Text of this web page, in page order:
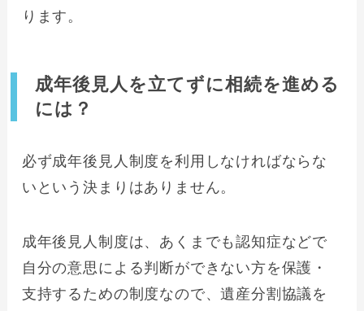
ります。
成年後見人を立てずに相続を進める
には？
必ず成年後見人制度を利用しなければならな
いという決まりはありません。
成年後見人制度は、あくまでも認知症などで
自分の意思による判断ができない方を保護・
支持するための制度なので、遺産分割協議を